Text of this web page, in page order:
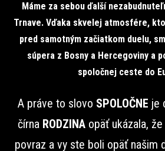
Máme za sebou ďalší
Trnave. Vďaka skvelej atmosfére,
pred samotným začiatkom duelu,
súpera z Bosny a Hercegoviny a
spoločnej ceste do
A práve to slovo SPOLOČNE je
čírna RODZINA opäť ukázala,
povraz a vy ste boli opäť našim